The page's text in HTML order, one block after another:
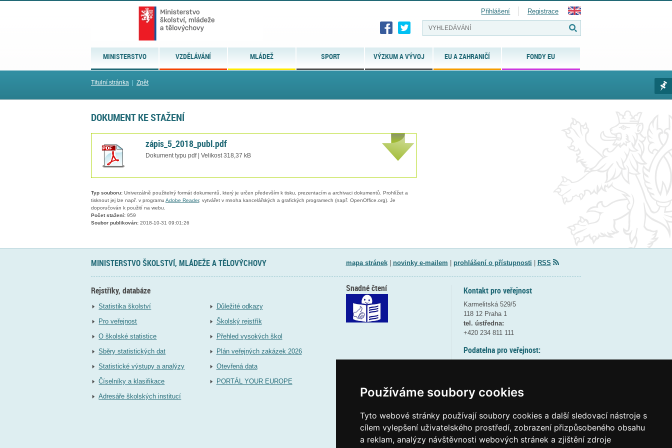
Používáme soubory cookies
Tyto webové stránky používají soubory cookies a další sledovací nástroje s
cílem vylepšení uživatelského prostředí, zobrazení přizpůsobeného obsahu
a reklam, analýzy návštěvnosti webových stránek a zjištění zdroje
MINISTERSTVO VZDĚLÁVÁNÍ MLÁDEŽ SPORT VÝZKUM A VÝVOJ EU A ZAHRANIČÍ FONDY EU
Přihlášení Registrace
Titulní stránka Zpět
DOKUMENT KE STAŽENÍ
zápis_5_2018_publ.pdf
Dokument typu pdf | Velikost 318,37 kB
Typ souboru: Univerzálně použitelný formát dokumentů, který je určen především k tisku, prezentacím a archivaci dokumentů. Prohlížet a
tisknout jej lze např. v programu Adobe Reader, vytvářet v mnoha kancelářských a grafických programech (např. OpenOffice.org). Je
doporučován k použití na webu.
Počet stažení: 959
Soubor publikován: 2018-10-31 09:01:26
MINISTERSTVO ŠKOLSTVÍ, MLÁDEŽE A TĚLOVÝCHOVY mapa stránek| novinky e-mailem prohlášení o přístupnosti RSS
Rejstříky, databáze
Statistika školství
Pro veřejnost
O školské statistice
Sběry statistických dat
Statistické výstupy a analýzy
Číselníky a klasifikace
Adresáře školských institucí
Důležité odkazy
Školský rejstřík
Přehled vysokých škol
Plán veřejných zakázek 2026
Otevřená data
PORTÁL YOUR EUROPE
Kontakt pro veřejnost
Karmelitská 529/5
118 12 Praha 1
tel. ústředna:
+420 234 811 111
Podatelna pro veřejnost:
(více informací
Elektronická podatelna:
posta@msmt.gov.cz
Snadné čtení